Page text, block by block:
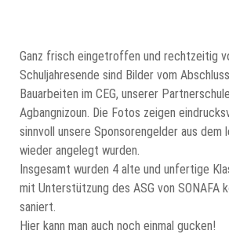
Ganz frisch eingetroffen und rechtzeitig
Schuljahresende sind Bilder vom
Bauarbeiten im CEG, unserer
Agbangnizoun. Die Fotos zeigen
sinnvoll unsere Sponsorengelder aus dem
wieder angelegt wurden.
Insgesamt wurden 4 alte und unfertige
mit Unterstützung des ASG von SONAFA
saniert.
Hier kann man auch noch einmal gucken!